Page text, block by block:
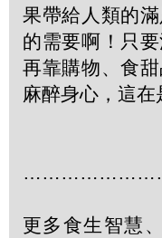
果帶給人類的
的需要啊！只
再靠購物、食
麻醉身心，這在
更多食生智慧